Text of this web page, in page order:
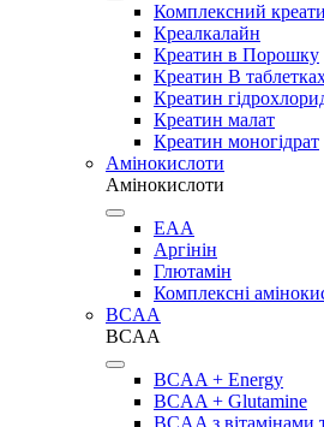
Комплексний
Креалкалайн
Креатин в Порошку
Креатин В
Креатин
Креатин малат
Креатин моногідрат
Амінокислоти
Амінокислоти
EAA
Аргінін
Глютамін
Комплексні
BCAA
BCAA
BCAA + Energy
BCAA + Glutamine
BCAA з вітамінами